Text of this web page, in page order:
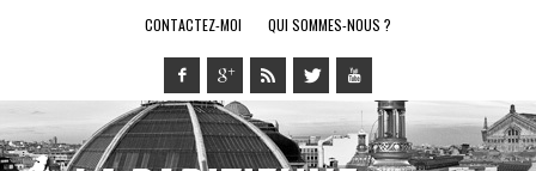
CONTACTEZ-MOI QUI SOMMES-NOUS ?